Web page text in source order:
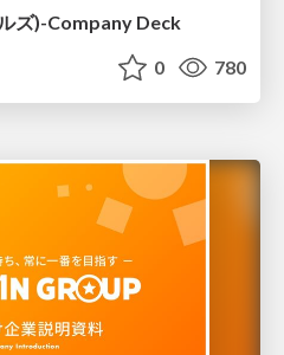
ズ)-Company Deck
0 780